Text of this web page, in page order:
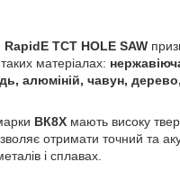
RapidE TCT HOLE SAW
матеріалах:
алюміній, чавун,
ВК8Х мають високу
отримати точний та
і сплавах.